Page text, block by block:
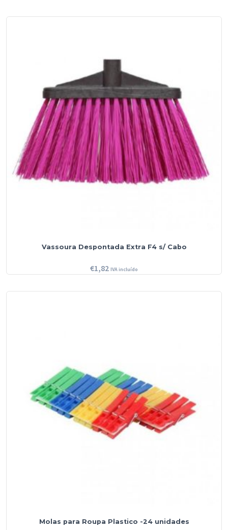
Vassoura Despontada Extra F4 s/ Cabo
€1,82 IVA incluído
Molas para Roupa Plastico -24 unidades